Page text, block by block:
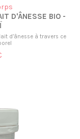
D'ÂNESSE BIO -
d’ânesse à travers ce